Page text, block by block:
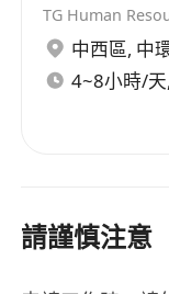
中西區, 中
4~8小時/
請謹慎注意